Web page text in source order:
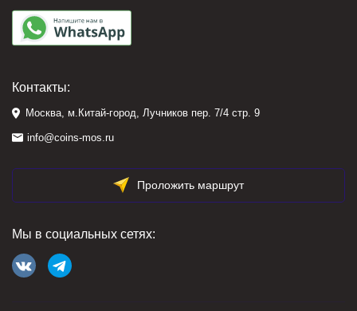
Контакты:
Москва, м.Китай-город, Лучников пер. 7/4 стр. 9
info@coins-mos.ru
Проложить маршрут
Мы в социальных сетях: